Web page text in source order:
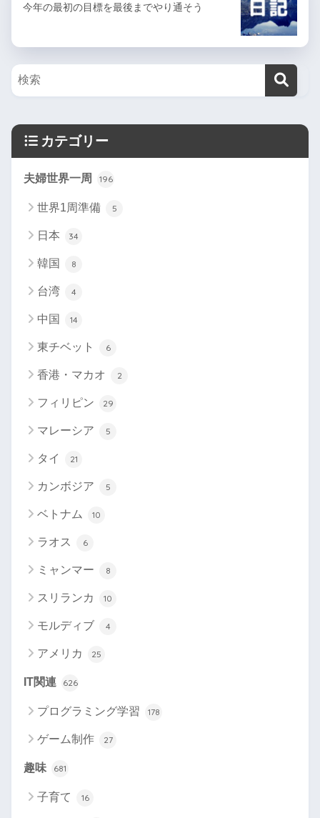
今年の最初の目標を最後までやり通そう
カテゴリー
夫婦世界一周 196
世界1周準備 5
日本 34
韓国 8
台湾 4
中国 14
東チベット 6
香港・マカオ 2
フィリピン 29
マレーシア 5
タイ 21
カンボジア 5
ベトナム 10
ラオス 6
ミャンマー 8
スリランカ 10
モルディブ 4
アメリカ 25
IT関連 626
プログラミング学習 178
ゲーム制作 27
趣味 681
子育て 16